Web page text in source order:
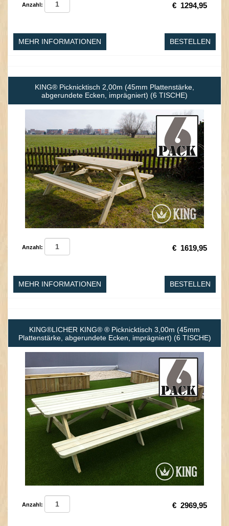
Anzahl: € 1294,95
MEHR INFORMATIONEN BESTELLEN
KING® Picknicktisch 2,00m (45mm Plattenstärke,
abgerundete Ecken, imprägniert) (6 TISCHE)
Anzahl: € 1619,95
MEHR INFORMATIONEN BESTELLEN
KING®LICHER KING® ® Picknicktisch 3,00m (45mm
Plattenstärke, abgerundete Ecken, imprägniert) (6 TISCHE)
Anzahl: € 2969,95